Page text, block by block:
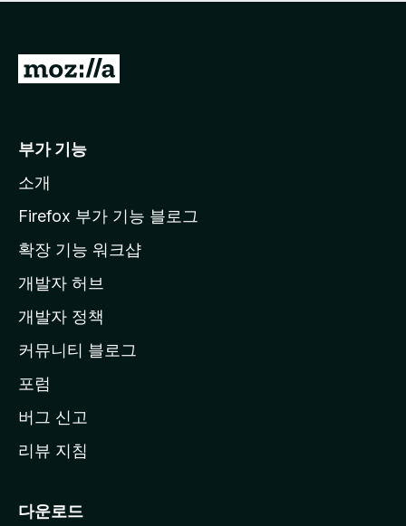
점
습
니
M
l
a
페
이
지
이
동
부가 기능
소개
Firefox 부가 기능 블로그
확장 기능 워크샵
개발자 허브
개발자 정책
커뮤니티 블로그
포럼
버그 신고
리뷰 지침
다운로드